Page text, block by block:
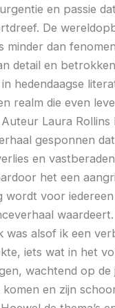
en passie
De
minder dan
detail en
hedendaagse
realm die even
Laura Rollins
gesponnen dat
en
het een
wordt voor iedereen
was alsof ik een
iets wat in het
wachtend op de
en zijn